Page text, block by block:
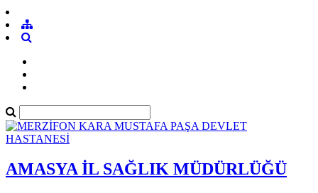
AMASYA İL SAĞLIK MÜDÜRLÜĞÜ